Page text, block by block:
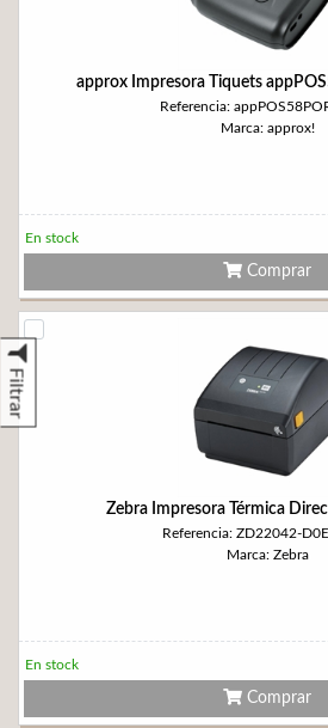
Filtrar
approx Impresora Tiquets
Referencia:
Marca: approx!
En stock
Comprar
Zebra Impresora Térmica
Referencia: ZD22042-
Marca: Zebra
En stock
Comprar